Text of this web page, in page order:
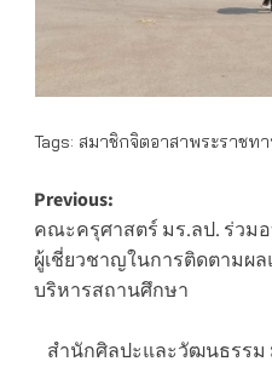
Tags: สมาชิกจิตอาสาพระราช
Post
navigation
Previous:
คณะครุศาสตร์ มร.ลป. ร่วม
ผู้เชี่ยวชาญในการติดตามผ
บริหารสถานศึกษา
สำนักศิลปะและวัฒนธรรม